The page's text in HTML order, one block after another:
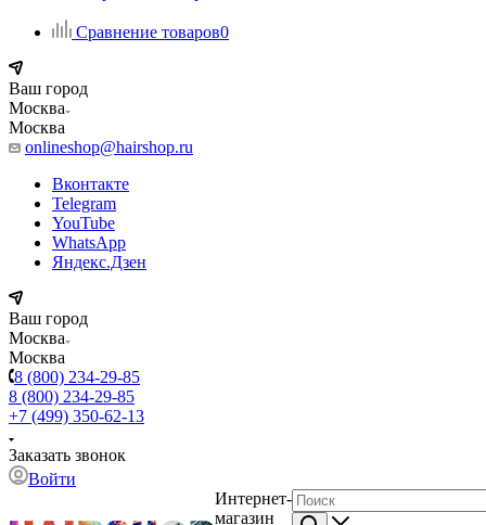
Сравнение товаров0
Ваш город
Москва
Москва
onlineshop@hairshop.ru
Вконтакте
Telegram
YouTube
WhatsApp
Яндекс.Дзен
Ваш город
Москва
Москва
8 (800) 234-29-85
8 (800) 234-29-85
+7 (499) 350-62-13
Заказать звонок
Войти
Интернет-
магазин